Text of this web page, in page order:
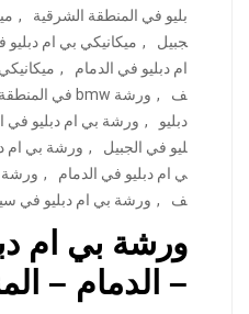
بليو في المنطقة الشرقية
,
جبيل
, ميكانيكي بي ام دبليو
ام دبليو في الدمام
,
ف
, ورشة bmw في المنطقة الشرقية
دبليو
, ورشة بي ام دبليو في
ليو في الجبيل
, ورشة بي ام
ي ام دبليو في الدمام
, ورشة
ف
, ورشة بي ام دبليو في
ورشة بي ام
– الدمام –